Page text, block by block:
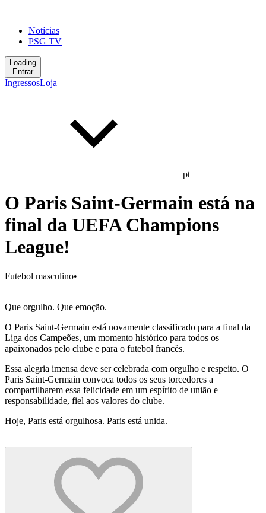
Notícias
PSG TV
Loading
Entrar
IngressosLoja
pt
O Paris Saint-Germain está na
final da UEFA Champions
League!
Futebol masculino•
Que orgulho. Que emoção.
O Paris Saint-Germain está novamente classificado para a final da
Liga dos Campeões, um momento histórico para todos os
apaixonados pelo clube e para o futebol francês.
Essa alegria imensa deve ser celebrada com orgulho e respeito. O
Paris Saint-Germain convoca todos os seus torcedores a
compartilharem essa felicidade em um espírito de união e
responsabilidade, fiel aos valores do clube.
Hoje, Paris está orgulhosa. Paris está unida.